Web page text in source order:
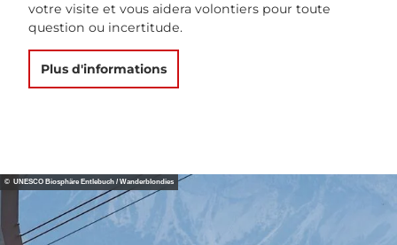
votre visite et vous aidera volontiers pour toute
question ou incertitude.
Plus d'informations
© UNESCO Biosphäre Entlebuch / Wanderblondies